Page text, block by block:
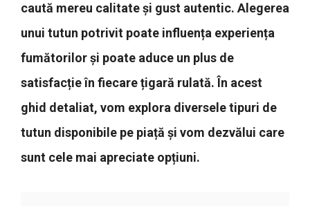
caută mereu calitate și gust autentic. Alegerea
unui tutun potrivit poate influența experiența
fumătorilor și poate aduce un plus de
satisfacție în fiecare țigară rulată. În acest
ghid detaliat, vom explora diversele tipuri de
tutun disponibile pe piață și vom dezvălui care
sunt cele mai apreciate opțiuni.